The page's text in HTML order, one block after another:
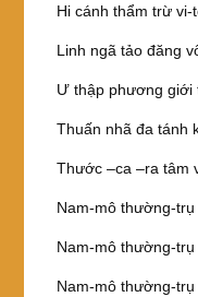
Hi cánh thẩm trừ vi-
Linh ngã tảo đăng
Ư thập phương giới
Thuấn nhã đa tánh
Thước –ca –ra tâm
Nam-mô thường-
Nam-mô thường-
Nam-mô thường-